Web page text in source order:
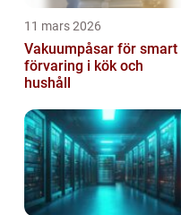
11 mars 2026
Vakuumpåsar för smart
förvaring i kök och
hushåll